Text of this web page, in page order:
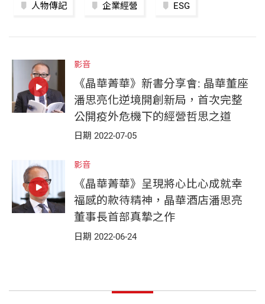
人物傳記 企業經營 ESG
影音
《晶華菁華》新書分享會: 晶華董座
潘思亮化逆境開創新局，首次完整
公開疫外危機下的經營哲思之道
日期 2022-07-05
影音
《晶華菁華》呈現將心比心成就幸
福感的款待精神，晶華酒店潘思亮
董事長首部真摯之作
日期 2022-06-24